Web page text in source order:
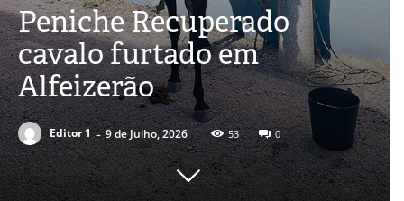
Peniche Recuperado
cavalo furtado em
Alfeizerão
Editor 1 - 9 de Julho, 2026 53 0